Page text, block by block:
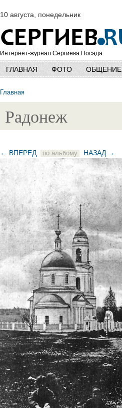
10 августа, понедельник
Интернет-журнал Сергиева Посада
ГЛАВНАЯ ФОТО ОБЩЕНИЕ
Главная
Радонеж
← ВПЕРЕД по альбому НАЗАД →